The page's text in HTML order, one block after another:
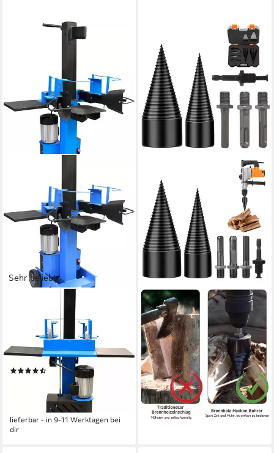
Sehr beliebt
Elektroholzspalter GHS
500/8TED, Spaltgutlänge bis
50 cm, Spaltgutdurchmesser
bis 35 cm
UVP699,00 €
mtl. in 48 Raten
lieferbar - in 9-11 Werktagen bei
dir
OSTWOLKE
Holzspalter Kegelspalter
Bohrer Drill Kegel Spaltbohrer
Für Bohrmaschine 32+42mm,
6 SET
17,99 € UVP39,99 €
-55%
lieferbar - in 4-5 Werktagen bei dir